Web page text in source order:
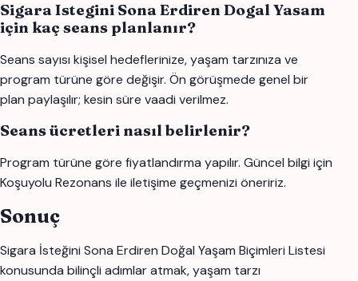
Sigara Istegini Sona Erdiren Dogal Yasam
için kaç seans planlanır?
Seans sayısı kişisel hedeflerinize, yaşam tarzınıza ve
program türüne göre değişir. Ön görüşmede genel bir
plan paylaşılır; kesin süre vaadi verilmez.
Seans ücretleri nasıl belirlenir?
Program türüne göre fiyatlandırma yapılır. Güncel bilgi için
Koşuyolu Rezonans ile iletişime geçmenizi öneririz.
Sonuç
Sigara İsteğini Sona Erdiren Doğal Yaşam Biçimleri Listesi
konusunda bilinçli adımlar atmak, yaşam tarzı